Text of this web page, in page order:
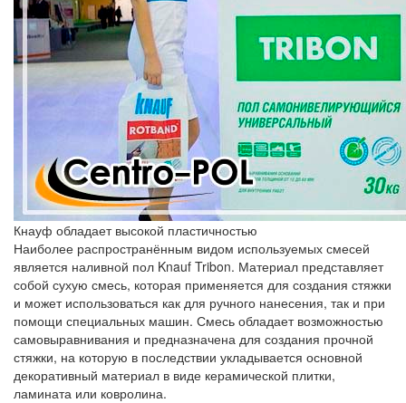
Кнауф обладает высокой пластичностью
Наиболее распространённым видом используемых смесей
является наливной пол Knauf Tribon. Материал представляет
собой сухую смесь, которая применяется для создания стяжки
и может использоваться как для ручного нанесения, так и при
помощи специальных машин. Смесь обладает возможностью
самовыравнивания и предназначена для создания прочной
стяжки, на которую в последствии укладывается основной
декоративный материал в виде керамической плитки,
ламината или ковролина.